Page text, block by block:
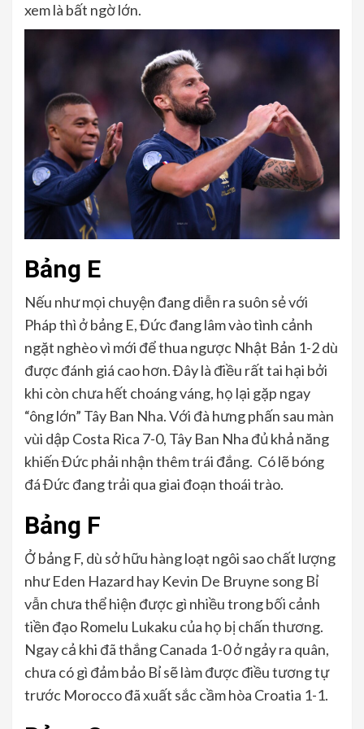
xem là bất ngờ lớn.
Bảng E
Nếu như mọi chuyện đang diễn ra suôn sẻ với
Pháp thì ở bảng E, Đức đang lâm vào tình cảnh
ngặt nghèo vì mới để thua ngược Nhật Bản 1-2 dù
được đánh giá cao hơn. Đây là điều rất tai hại bởi
khi còn chưa hết choáng váng, họ lại gặp ngay
“ông lớn” Tây Ban Nha. Với đà hưng phấn sau màn
vùi dập Costa Rica 7-0, Tây Ban Nha đủ khả năng
khiến Đức phải nhận thêm trái đắng. Có lẽ bóng
đá Đức đang trải qua giai đoạn thoái trào.
Bảng F
Ở bảng F, dù sở hữu hàng loạt ngôi sao chất lượng
như Eden Hazard hay Kevin De Bruyne song Bỉ
vẫn chưa thể hiện được gì nhiều trong bối cảnh
tiền đạo Romelu Lukaku của họ bị chấn thương.
Ngay cả khi đã thắng Canada 1-0 ở ngảy ra quân,
chưa có gì đảm bảo Bỉ sẽ làm được điều tương tự
trước Morocco đã xuất sắc cầm hòa Croatia 1-1.